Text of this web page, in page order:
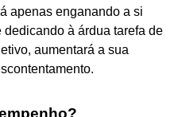
apenas enganando a si
à árdua tarefa de
aumentará a sua